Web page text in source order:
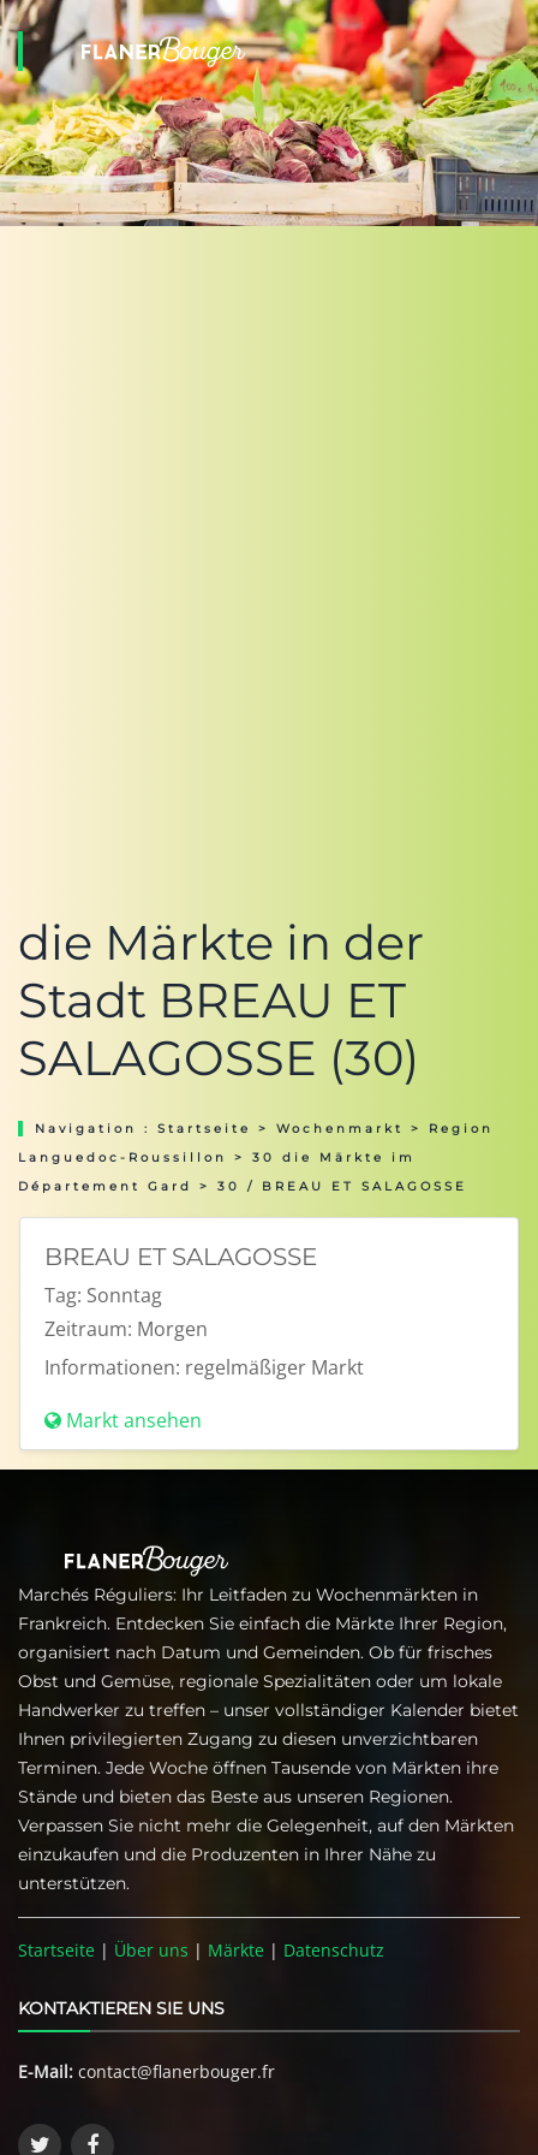
die Märkte in der
Stadt BREAU ET
SALAGOSSE (30)
Navigation : Startseite > Wochenmarkt > Region
Languedoc-Roussillon
> 30 die Märkte im
Département Gard
> 30 / BREAU ET SALAGOSSE
BREAU ET SALAGOSSE
Tag: Sonntag
Zeitraum: Morgen
Informationen: regelmäßiger Markt
Markt ansehen
Marchés Réguliers: Ihr Leitfaden zu Wochenmärkten in
Frankreich. Entdecken Sie einfach die Märkte Ihrer Region,
organisiert nach Datum und Gemeinden. Ob für frisches
Obst und Gemüse, regionale Spezialitäten oder um lokale
Handwerker zu treffen – unser vollständiger Kalender bietet
Ihnen privilegierten Zugang zu diesen unverzichtbaren
Terminen. Jede Woche öffnen Tausende von Märkten ihre
Stände und bieten das Beste aus unseren Regionen.
Verpassen Sie nicht mehr die Gelegenheit, auf den Märkten
einzukaufen und die Produzenten in Ihrer Nähe zu
unterstützen.
Startseite | Über uns | Märkte | Datenschutz
KONTAKTIEREN SIE UNS
E-Mail: contact@flanerbouger.fr